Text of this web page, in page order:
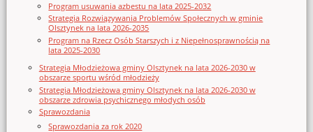
Program usuwania azbestu na lata 2025-2032
Strategia Rozwiązywania Problemów Społecznych w gminie
Olsztynek na lata 2026-2035
Program na Rzecz Osób Starszych i z Niepełnosprawnością na
lata 2025-2030
Strategia Młodzieżowa gminy Olsztynek na lata 2026-2030 w
obszarze sportu wśród młodzieży
Strategia Młodzieżowa gminy Olsztynek na lata 2026-2030 w
obszarze zdrowia psychicznego młodych osób
Sprawozdania
Sprawozdania za rok 2020